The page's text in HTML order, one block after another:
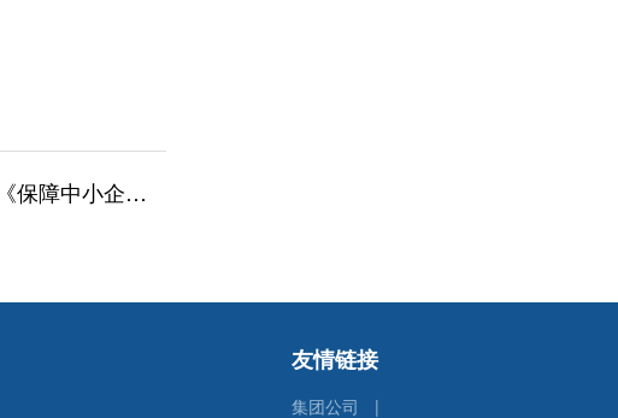
款项支付条例》
友情链接
集团公司 |